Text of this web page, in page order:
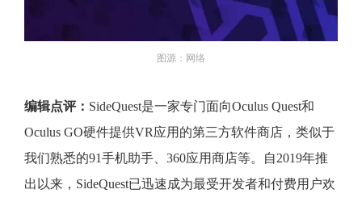
图源：网络
编辑点评： SideQuest是一家专门面向Oculus Quest和
Oculus GO硬件提供VR应用的第三方软件商店，类似于
我们熟悉的91手机助手、360应用商店等。自2019年推
出以来，SideQuest已迅速成为最受开发者和付费用户欢